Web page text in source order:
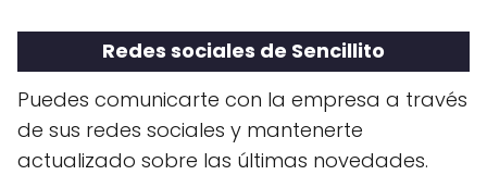
Redes sociales de Sencillito
Puedes comunicarte con la empresa a través
de sus redes sociales y mantenerte
actualizado sobre las últimas novedades.